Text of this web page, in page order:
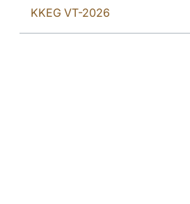
KKEG VT-2026